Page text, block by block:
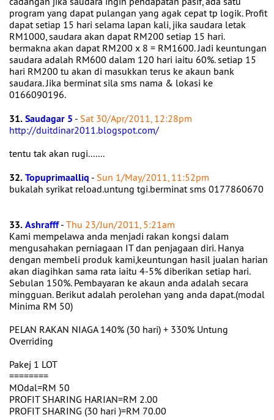
program yang dapat pulangan yang agak cepat tp logik. Profit
dapat setiap 15 hari selama lapan kali, jika saudara letak
RM1000, saudara akan dapat RM200 setiap 15 hari.
bermakna akan dapat RM200 x 8 = RM1600. Jadi keuntungan
saudara adalah RM600 dalam 120 hari iaitu 60%. setiap 15
hari RM200 tu akan di masukkan terus ke akaun bank
saudara. Jika berminat sila sms nama & lokasi ke
0166090196.
31.Saudagar 5 - Sat 30/Apr/2011, 12:28pm
http://duitdinar2011.blogspot.com/
tentu tak akan rugi.......
32.Topuprimaalliq - Sun 1/May/2011, 11:52pm
bukalah syrikat reload.untung tgi.berminat sms 0177860670
33.Ashrafff- Thu 23/Jun/2011, 5:21am
Kami mempelawa anda menjadi rakan kongsi dalam
mengusahakan perniagaan IT dan penjagaan diri. Hanya
dengan membeli produk kami,keuntungan hasil jualan harian
akan diagihkan sama rata iaitu 4-5% diberikan setiap hari.
Sebulan 150%. Pembayaran ke akaun anda adalah secara
mingguan. Berikut adalah perolehan yang anda dapat.(modal
Minima RM 50)
PELAN RAKAN NIAGA 140% (30 hari) + 330% Untung
Overriding
Pakej 1 LOT
========
MOdal=RM 50
PROFIT SHARING HARIAN=RM 2.00
PROFIT SHARING (30 hari )=RM 70.00